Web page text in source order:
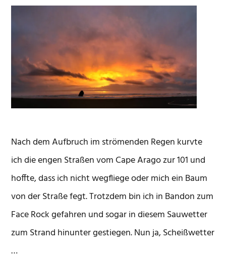
Nach dem Aufbruch im strömenden Regen kurvte
ich die engen Straßen vom Cape Arago zur 101 und
hoffte, dass ich nicht wegfliege oder mich ein Baum
von der Straße fegt. Trotzdem bin ich in Bandon zum
Face Rock gefahren und sogar in diesem Sauwetter
zum Strand hinunter gestiegen. Nun ja, Scheißwetter
…